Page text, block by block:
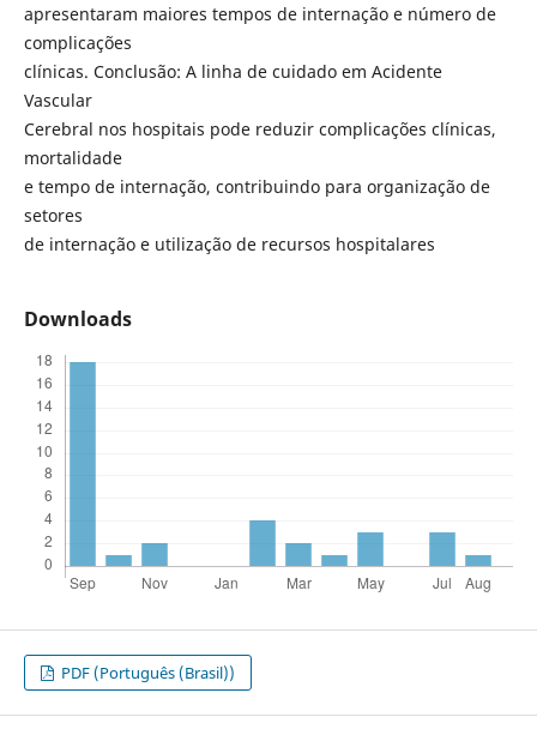
apresentaram maiores tempos de internação e número de
complicações
clínicas. Conclusão: A linha de cuidado em Acidente
Vascular
Cerebral nos hospitais pode reduzir complicações clínicas,
mortalidade
e tempo de internação, contribuindo para organização de
setores
de internação e utilização de recursos hospitalares
Downloads
PDF (Português (Brasil))